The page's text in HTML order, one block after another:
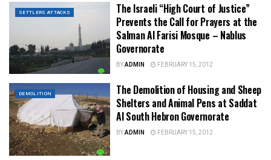
SETTLERS ATTACKS
The Israeli “High Court of Justice”
Prevents the Call for Prayers at the
Salman Al Farisi Mosque – Nablus
Governorate
BYADMIN FEBRUARY 15, 2012
DEMOLITION
The Demolition of Housing and Sheep
Shelters and Animal Pens at Saddat
Al South Hebron Governorate
BYADMIN FEBRUARY 15, 2012